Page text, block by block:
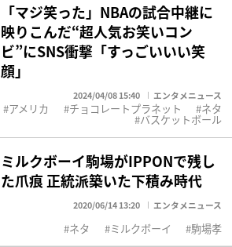
「マジ笑った」NBAの試合中継に
映りこんだ“超人気お笑いコン
ビ”にSNS衝撃「すっごいいい笑
顔」
2024/04/08 15:40 エンタメニュース
アメリカ チョコレートプラネット ネタ
バスケットボール
ミルクボーイ駒場がIPPONで残し
た爪痕 正統派築いた下積み時代
2020/06/14 13:20 エンタメニュース
ネタ ミルクボーイ 駒場孝